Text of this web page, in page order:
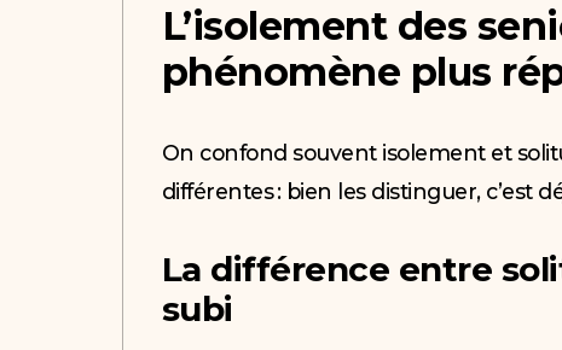
L’isolement des
phénomène plus
On confond souvent isolement et
différentes : bien les distinguer, c’est
La différence entre
subi